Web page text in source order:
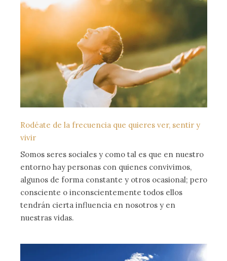
Rodéate de la frecuencia que quieres ver, sentir y
vivir
Somos seres sociales y como tal es que en nuestro
entorno hay personas con quienes convivimos,
algunos de forma constante y otros ocasional; pero
consciente o inconscientemente todos ellos
tendrán cierta influencia en nosotros y en
nuestras vidas.